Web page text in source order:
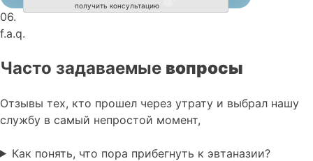
получить консультацию
06.
f.a.q.
Часто задаваемые вопросы
Отзывы тех, кто прошел через утрату и выбрал нашу
службу в самый непростой момент,
Как понять, что пора прибегнуть к эвтаназии?